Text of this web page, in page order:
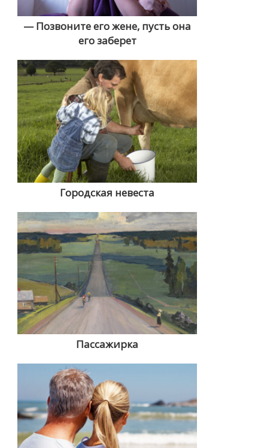
— Позвоните его жене, пусть она
его заберет
Городская невеста
Пассажирка